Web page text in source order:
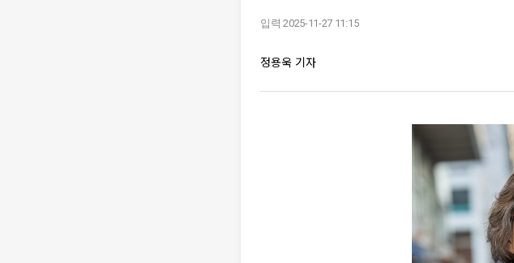
입력 2025-11-27 11:15
정용욱 기자